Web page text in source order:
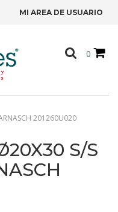
MI AREA DE USUARIO
0
201260U020
S/S